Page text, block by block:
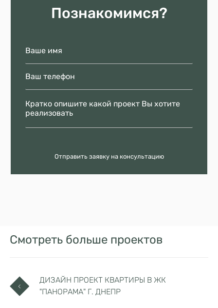
Познакомимся?
Отправить заявку на консультацию
Смотреть больше проектов
ДИЗАЙН ПРОЕКТ КВАРТИРЫ В ЖК
"ПАНОРАМА" Г. ДНЕПР